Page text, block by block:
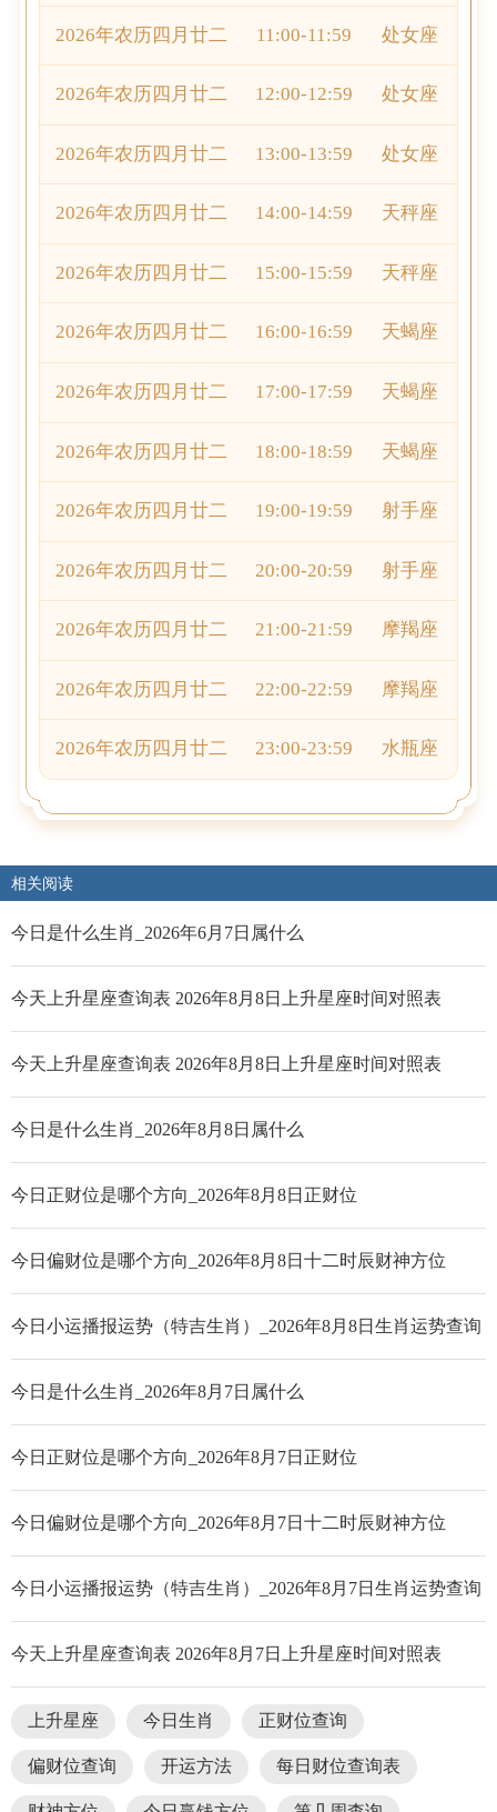
2026年农历四月廿二 11:00-11:59 处女座
2026年农历四月廿二 12:00-12:59 处女座
2026年农历四月廿二 13:00-13:59 处女座
2026年农历四月廿二 14:00-14:59 天秤座
2026年农历四月廿二 15:00-15:59 天秤座
2026年农历四月廿二 16:00-16:59 天蝎座
2026年农历四月廿二 17:00-17:59 天蝎座
2026年农历四月廿二 18:00-18:59 天蝎座
2026年农历四月廿二 19:00-19:59 射手座
2026年农历四月廿二 20:00-20:59 射手座
2026年农历四月廿二 21:00-21:59 摩羯座
2026年农历四月廿二 22:00-22:59 摩羯座
2026年农历四月廿二 23:00-23:59 水瓶座
相关阅读
今日是什么生肖_2026年6月7日属什么
今天上升星座查询表 2026年8月8日上升星座时间对照表
今天上升星座查询表 2026年8月8日上升星座时间对照表
今日是什么生肖_2026年8月8日属什么
今日正财位是哪个方向_2026年8月8日正财位
今日偏财位是哪个方向_2026年8月8日十二时辰财神方位
今日小运播报运势（特吉生肖）_2026年8月8日生肖运势查询
今日是什么生肖_2026年8月7日属什么
今日正财位是哪个方向_2026年8月7日正财位
今日偏财位是哪个方向_2026年8月7日十二时辰财神方位
今日小运播报运势（特吉生肖）_2026年8月7日生肖运势查询
今天上升星座查询表 2026年8月7日上升星座时间对照表
上升星座 今日生肖 正财位查询
偏财位查询 开运方法 每日财位查询表